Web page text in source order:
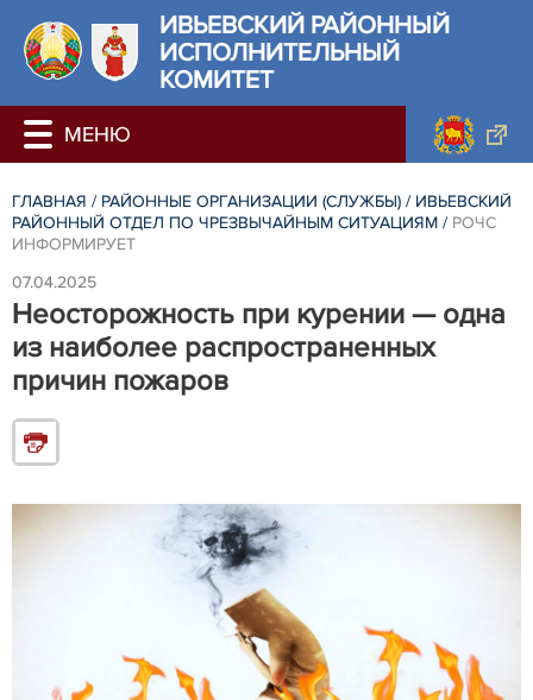
ИВЬЕВСКИЙ РАЙОННЫЙ
ИСПОЛНИТЕЛЬНЫЙ
КОМИТЕТ
ГЛАВНАЯ / РАЙОННЫЕ ОРГАНИЗАЦИИ (СЛУЖБЫ) / ИВЬЕВСКИЙ
РАЙОННЫЙ ОТДЕЛ ПО ЧРЕЗВЫЧАЙНЫМ СИТУАЦИЯМ / РОЧС
ИНФОРМИРУЕТ
07.04.2025
Неосторожность при курении — одна
из наиболее распространенных
причин пожаров